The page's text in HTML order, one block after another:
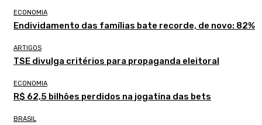
ECONOMIA
Endividamento das famílias bate recorde, de novo: 82%
ARTIGOS
TSE divulga critérios para propaganda eleitoral
ECONOMIA
R$ 62,5 bilhões perdidos na jogatina das bets
BRASIL